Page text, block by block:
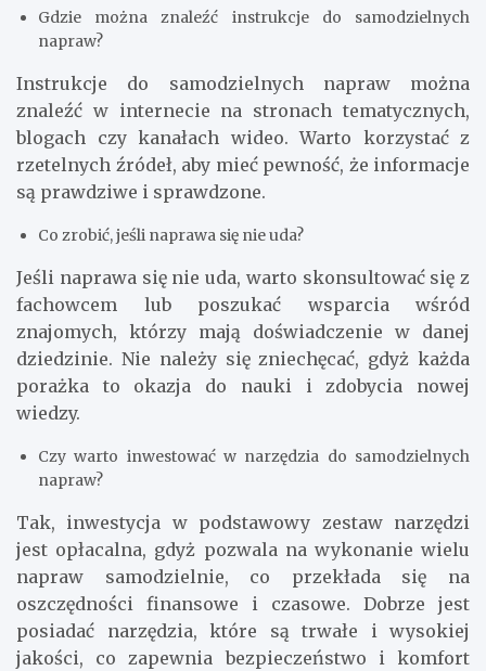
Gdzie można znaleźć instrukcje do samodzielnych
napraw?
Instrukcje do samodzielnych napraw można
znaleźć w internecie na stronach tematycznych,
blogach czy kanałach wideo. Warto korzystać z
rzetelnych źródeł, aby mieć pewność, że informacje
są prawdziwe i sprawdzone.
Co zrobić, jeśli naprawa się nie uda?
Jeśli naprawa się nie uda, warto skonsultować się z
fachowcem lub poszukać wsparcia wśród
znajomych, którzy mają doświadczenie w danej
dziedzinie. Nie należy się zniechęcać, gdyż każda
porażka to okazja do nauki i zdobycia nowej
wiedzy.
Czy warto inwestować w narzędzia do samodzielnych
napraw?
Tak, inwestycja w podstawowy zestaw narzędzi
jest opłacalna, gdyż pozwala na wykonanie wielu
napraw samodzielnie, co przekłada się na
oszczędności finansowe i czasowe. Dobrze jest
posiadać narzędzia, które są trwałe i wysokiej
jakości, co zapewnia bezpieczeństwo i komfort